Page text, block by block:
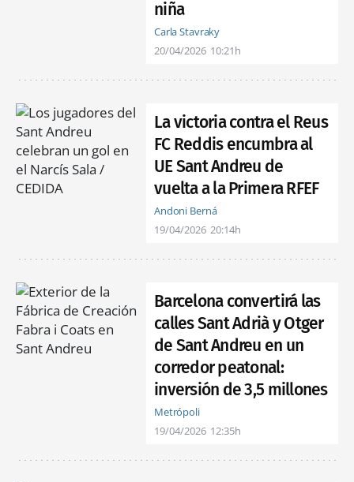
niña
Carla Stavraky
20/04/2026 10:21h
La victoria contra el Reus
FC Reddis encumbra al
UE Sant Andreu de
vuelta a la Primera RFEF
Andoni Berná
19/04/2026 20:14h
Barcelona convertirá las
calles Sant Adrià y Otger
de Sant Andreu en un
corredor peatonal:
inversión de 3,5 millones
Metrópoli
19/04/2026 12:35h